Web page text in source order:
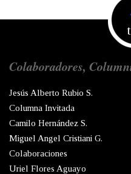
Colaboradores,
Jesús Alberto Rubio S.
Columna Invitada
Camilo Hernández S.
Miguel Angel Cristiani G.
Colaboraciones
Uriel Flores Aguayo